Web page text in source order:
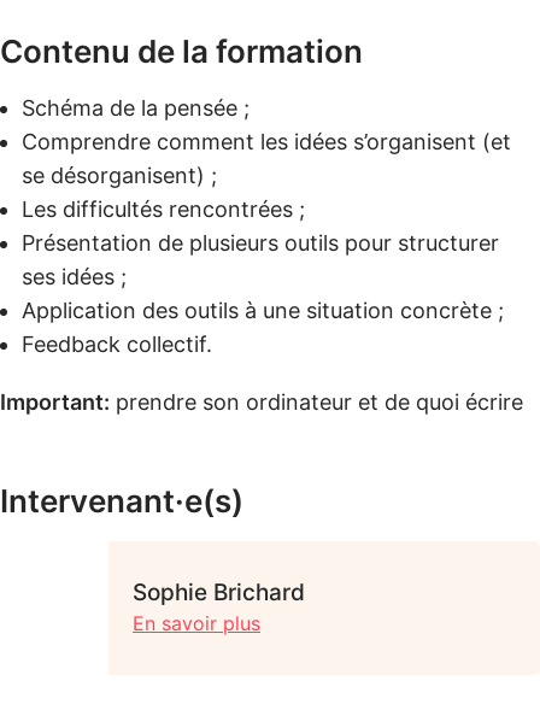
Contenu de la formation
Schéma de la pensée ;
Comprendre comment les idées s’organisent (et
se désorganisent) ;
Les difficultés rencontrées ;
Présentation de plusieurs outils pour structurer
ses idées ;
Application des outils à une situation concrète ;
Feedback collectif.
Important: prendre son ordinateur et de quoi écrire
Intervenant·e(s)
Sophie Brichard
En savoir plus